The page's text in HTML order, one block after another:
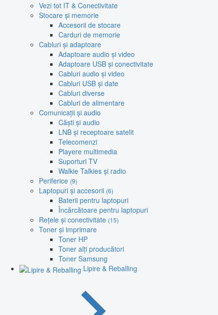
Vezi tot IT & Conectivitate
Stocare și memorie
Accesorii de stocare
Carduri de memorie
Cabluri și adaptoare
Adaptoare audio și video
Adaptoare USB și conectivitate
Cabluri audio și video
Cabluri USB și date
Cabluri diverse
Cabluri de alimentare
Comunicații și audio
Căști și audio
LNB și receptoare satelit
Telecomenzi
Playere multimedia
Suporturi TV
Walkie Talkies și radio
Periferice (9)
Laptopuri și accesorii (6)
Baterii pentru laptopuri
Încărcătoare pentru laptopuri
Rețele și conectivitate (15)
Toner și imprimare
Toner HP
Toner alți producători
Toner Samsung
Lipire & Reballing